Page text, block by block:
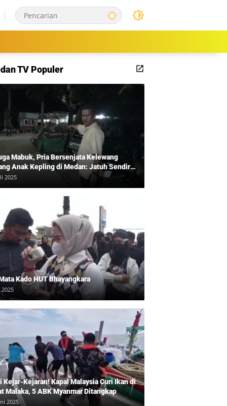
TV Populer
Mabuk, Pria Bersenjata Kelewang
Anak Kepling di Medan: Jatuh Sendiri
Mengamuk
2025
Kado HUT Bhayangkara
2025
Kejar-Kejaran! Kapal Malaysia Curi Ikan di
Malaka, 5 ABK Myanmar Ditangkap
2025